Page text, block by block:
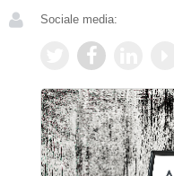
Sociale media: